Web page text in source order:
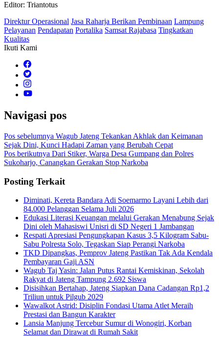
Editor: Triantotus
Direktur Operasional Jasa Raharja Berikan Pembinaan Lampung
Pelayanan Pendapatan Portalika Samsat Rajabasa Tingkatkan
Kualitas
Ikuti Kami
Navigasi pos
Pos sebelumnya Wagub Jateng Tekankan Akhlak dan Keimanan
Sejak Dini, Kunci Hadapi Zaman yang Berubah Cepat
Pos berikutnya Dari Stiker, Warga Desa Gumpang dan Polres
Sukoharjo, Canangkan Gerakan Stop Narkoba
Posting Terkait
Diminati, Kereta Bandara Adi Soemarmo Layani Lebih dari
84.000 Pelanggan Selama Juli 2026
Edukasi Literasi Keuangan melalui Gerakan Menabung Sejak
Dini oleh Mahasiswi Unisri di SD Negeri 1 Jambangan
Respati Apresiasi Pengungkapan Kasus 3,5 Kilogram Sabu-
Sabu Polresta Solo, Tegaskan Siap Perangi Narkoba
TKD Dipangkas, Pemprov Jateng Pastikan Tak Ada Kendala
Pembayaran Gaji ASN
Wagub Taj Yasin: Jalan Putus Rantai Kemiskinan, Sekolah
Rakyat di Jateng Tampung 2.692 Siswa
Disisihkan Bertahap, Jateng Siapkan Dana Cadangan Rp1,2
Triliun untuk Pilgub 2029
Wawalkot Astrid: Disiplin Fondasi Utama Atlet Meraih
Prestasi dan Bangun Karakter
Lansia Manjung Tercebur Sumur di Wonogiri, Korban
Selamat dan Dirawat di Rumah Sakit